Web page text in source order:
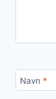
Navn *